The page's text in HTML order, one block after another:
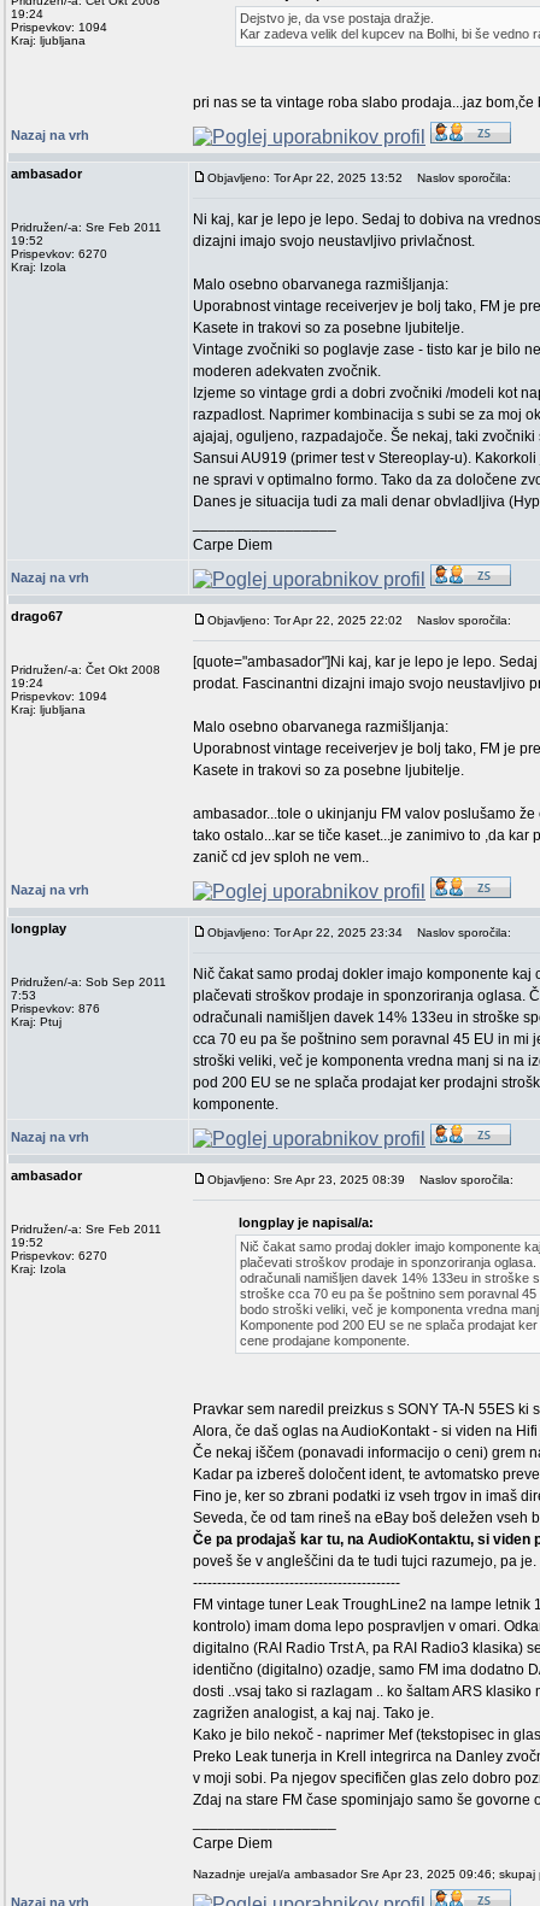
19:24
Prispevkov: 1094
Kraj: ljubljana
Dejstvo je, da vse postaja dražje.
Kar zadeva velik del kupcev na Bolhi, bi še vedno
pri nas se ta vintage roba slabo prodaja...jaz
Nazaj na vrh
ambasador
Pridružen/-a: Sre Feb 2011
19:52
Prispevkov: 6270
Kraj: Izola
Objavljeno: Tor Apr 22, 2025 13:52 Naslov sporočila:
Ni kaj, kar je lepo je lepo. Sedaj to dobiva na
dizajni imajo svojo neustavljivo privlačnost.
Malo osebno obarvanega razmišljanja:
Uporabnost vintage receiverjev je bolj tako, FM je
Kasete in trakovi so za posebne ljubitelje.
Vintage zvočniki so poglavje zase - tisto kar je bilo
moderen adekvaten zvočnik.
Izjeme so vintage grdi a dobri zvočniki /modeli kot
razpadlost. Naprimer kombinacija s subi se za moj
ajajaj, oguljeno, razpadajoče. Še nekaj, taki
Sansui AU919 (primer test v Stereoplay-u).
ne spravi v optimalno formo. Tako da za določene
Danes je situacija tudi za mali denar obvladljiva
Carpe Diem
Nazaj na vrh
drago67
Pridružen/-a: Čet Okt 2008
19:24
Prispevkov: 1094
Kraj: ljubljana
Objavljeno: Tor Apr 22, 2025 22:02 Naslov sporočila:
[quote="ambasador"]Ni kaj, kar je lepo je lepo.
prodat. Fascinantni dizajni imajo svojo neustavljivo
Malo osebno obarvanega razmišljanja:
Uporabnost vintage receiverjev je bolj tako, FM je
Kasete in trakovi so za posebne ljubitelje.
ambasador...tole o ukinjanju FM valov poslušamo
tako ostalo...kar se tiče kaset...je zanimivo to ,da
zanič cd jev sploh ne vem..
Nazaj na vrh
longplay
Pridružen/-a: Sob Sep 2011
7:53
Prispevkov: 876
Kraj: Ptuj
Objavljeno: Tor Apr 22, 2025 23:34 Naslov sporočila:
Nič čakat samo prodaj dokler imajo komponente
plačevati stroškov prodaje in sponzoriranja oglasa.
odračunali namišljen davek 14% 133eu in stroške
cca 70 eu pa še poštnino sem poravnal 45 EU in
stroški veliki, več je komponenta vredna manj si na
pod 200 EU se ne splača prodajat ker prodajni
komponente.
Nazaj na vrh
ambasador
Pridružen/-a: Sre Feb 2011
19:52
Prispevkov: 6270
Kraj: Izola
Objavljeno: Sre Apr 23, 2025 08:39 Naslov sporočila:
longplay je napisal/a:
Nič čakat samo prodaj dokler imajo komponente
plačevati stroškov prodaje in sponzoriranja
odračunali namišljen davek 14% 133eu in stroške
stroške cca 70 eu pa še poštnino sem poravnal
bodo stroški veliki, več je komponenta vredna
Komponente pod 200 EU se ne splača prodajat
cene prodajane komponente.
Pravkar sem naredil preizkus s SONY TA-N 55ES
Alora, če daš oglas na AudioKontakt - si viden na
Če nekaj iščem (ponavadi informacijo o ceni) grem
Kadar pa izbereš določent ident, te avtomatsko
Fino je, ker so zbrani podatki iz vseh trgov in imaš
Seveda, če od tam rineš na eBay boš deležen vseh
Če pa prodajaš kar tu, na AudioKontaktu, si
poveš še v angleščini da te tudi tujci razumejo, pa je.
-------------------------------------------
FM vintage tuner Leak TroughLine2 na lampe
kontrolo) imam doma lepo pospravljen v omari.
digitalno (RAI Radio Trst A, pa RAI Radio3 klasika)
identično (digitalno) ozadje, samo FM ima dodatno
dosti ..vsaj tako si razlagam .. ko šaltam ARS
zagrižen analogist, a kaj naj. Tako je.
Kako je bilo nekoč - naprimer Mef (tekstopisec in
Preko Leak tunerja in Krell integrirca na Danley
v moji sobi. Pa njegov specifičen glas zelo dobro
Zdaj na stare FM čase spominjajo samo še
Carpe Diem
Nazadnje urejal/a ambasador Sre Apr 23, 2025 09:46; skupaj
Nazaj na vrh